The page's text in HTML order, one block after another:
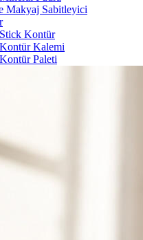
Makyaj Sabitleyici
Stick Kontür
Kontür Kalemi
Kontür Paleti